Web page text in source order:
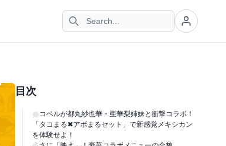
目次
タコベルが都丸紗也華・亜華梨姉妹と衝撃コラボ！
「タコまる✖アボまるセット」で新感覚メキシカン
を体験せよ！